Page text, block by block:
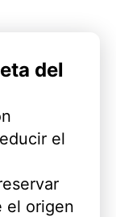
del
el
el origen